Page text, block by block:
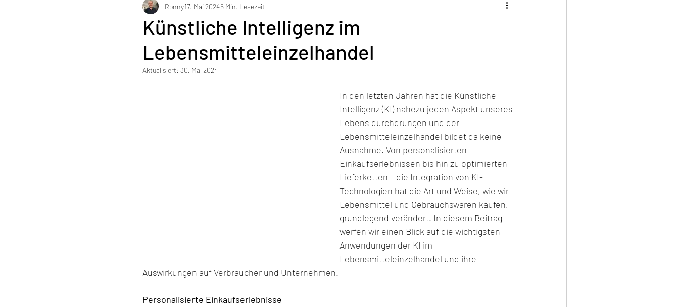
Künstliche Intelligenz im
Lebensmitteleinzelhandel
Ronny17. Mai 20245 Min. Lesezeit
Aktualisiert: 30. Mai 2024
In den letzten Jahren hat die Künstliche
Intelligenz (KI) nahezu jeden Aspekt unseres
Lebens durchdrungen und der
Lebensmitteleinzelhandel bildet da keine
Ausnahme. Von personalisierten
Einkaufserlebnissen bis hin zu optimierten
Lieferketten – die Integration von KI-
Technologien hat die Art und Weise, wie wir
Lebensmittel und Gebrauchswaren kaufen,
grundlegend verändert. In diesem Beitrag
werfen wir einen Blick auf die wichtigsten
Anwendungen der KI im
Lebensmitteleinzelhandel und ihre
Auswirkungen auf Verbraucher und Unternehmen.
Personalisierte Einkaufserlebnisse